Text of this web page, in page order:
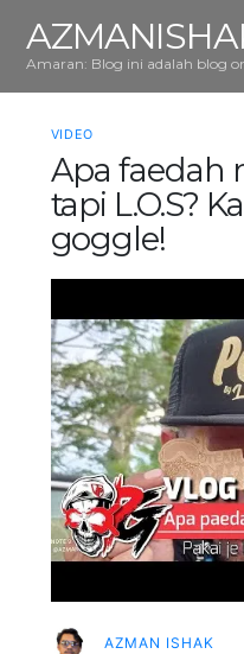
Amaran: Blog ini adalah blog
VIDEO
Apa faedah
tapi L.O.S?
goggle!
AZMAN ISHAK